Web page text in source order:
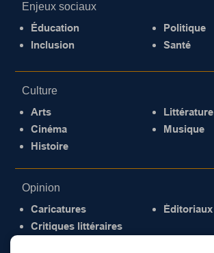
Enjeux sociaux
Éducation
Inclusion
Politique
Santé
Culture
Arts
Cinéma
Histoire
Littérature
Musique
Opinion
Caricatures
Critiques littéraires
Éditoriaux